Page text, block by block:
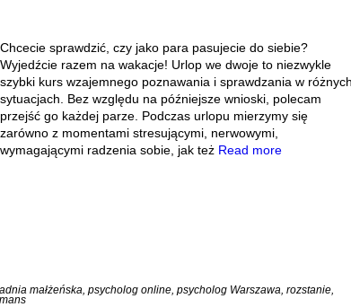
Chcecie sprawdzić, czy jako para pasujecie do siebie?
Wyjedźcie razem na wakacje! Urlop we dwoje to niezwykle
szybki kurs wzajemnego poznawania i sprawdzania w różnych
sytuacjach. Bez względu na późniejsze wnioski, polecam
przejść go każdej parze. Podczas urlopu mierzymy się
zarówno z momentami stresującymi, nerwowymi,
wymagającymi radzenia sobie, jak też Read more
małżeńska, psycholog online, psycholog Warszawa, rozstanie,